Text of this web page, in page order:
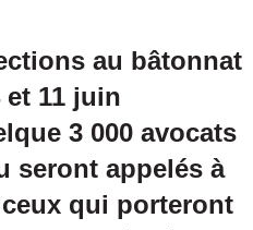
au bâtonnat
11 juin
3 000 avocats
seront appelés à
qui porteront